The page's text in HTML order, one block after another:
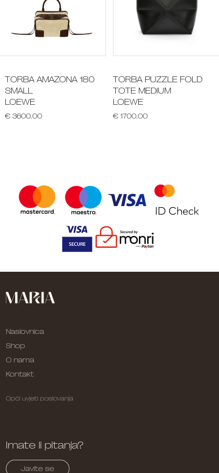
TORBA AMAZONA 180
SMALL
LOEWE
€ 3600.00
TORBA PUZZLE FOLD
TOTE MEDIUM
LOEWE
€ 1700.00
Naslovnica
Shop
O nama
Kontakt
Opći uvjeti poslovanja
Imate li pitanja?
Javite se